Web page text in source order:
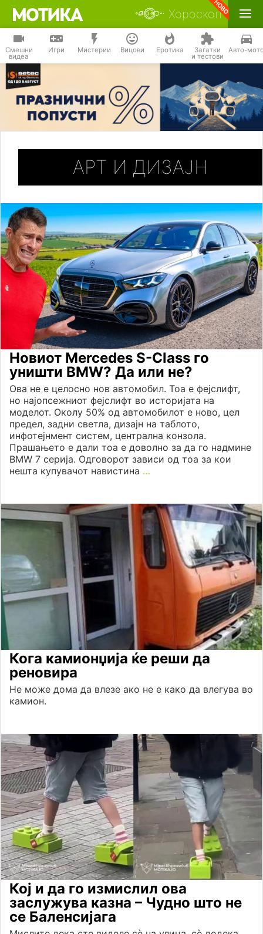
Хороскоп
Смешни
видеа
Игри Мистерии Вицови Еротика Загатки
и тестови
Авто-
АРТ И ДИЗАЈН
Новиот Mercedes S-Class го
уништи BMW? Да или не?
Ова не е целосно нов автомобил. Тоа е фејслифт,
но најопсежниот фејслифт во историјата на
моделот. Околу 50% од автомобилот е ново, цел
предел, задни светла, дизајн на таблото,
инфотејнмент систем, централна конзола.
Прашањето е дали тоа е доволно за да го надмине
BMW 7 серија. Одговорот зависи од тоа за кои
нешта купувачот навистина …
Кога камионџија ќе реши да
реновира
Не може дома да влезе ако не е како да влегува во
камион.
Кој и да го измислил ова
заслужува казна – Чудно што не
се Баленсијага